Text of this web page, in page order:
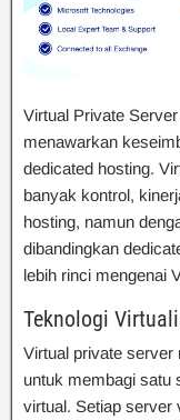
Virtual Private
menawarkan
dedicated hosting.
banyak kontrol,
hosting, namun
dibandingkan
lebih rinci mengenai
Teknologi
Virtual private server
untuk membagi satu
virtual. Setiap server